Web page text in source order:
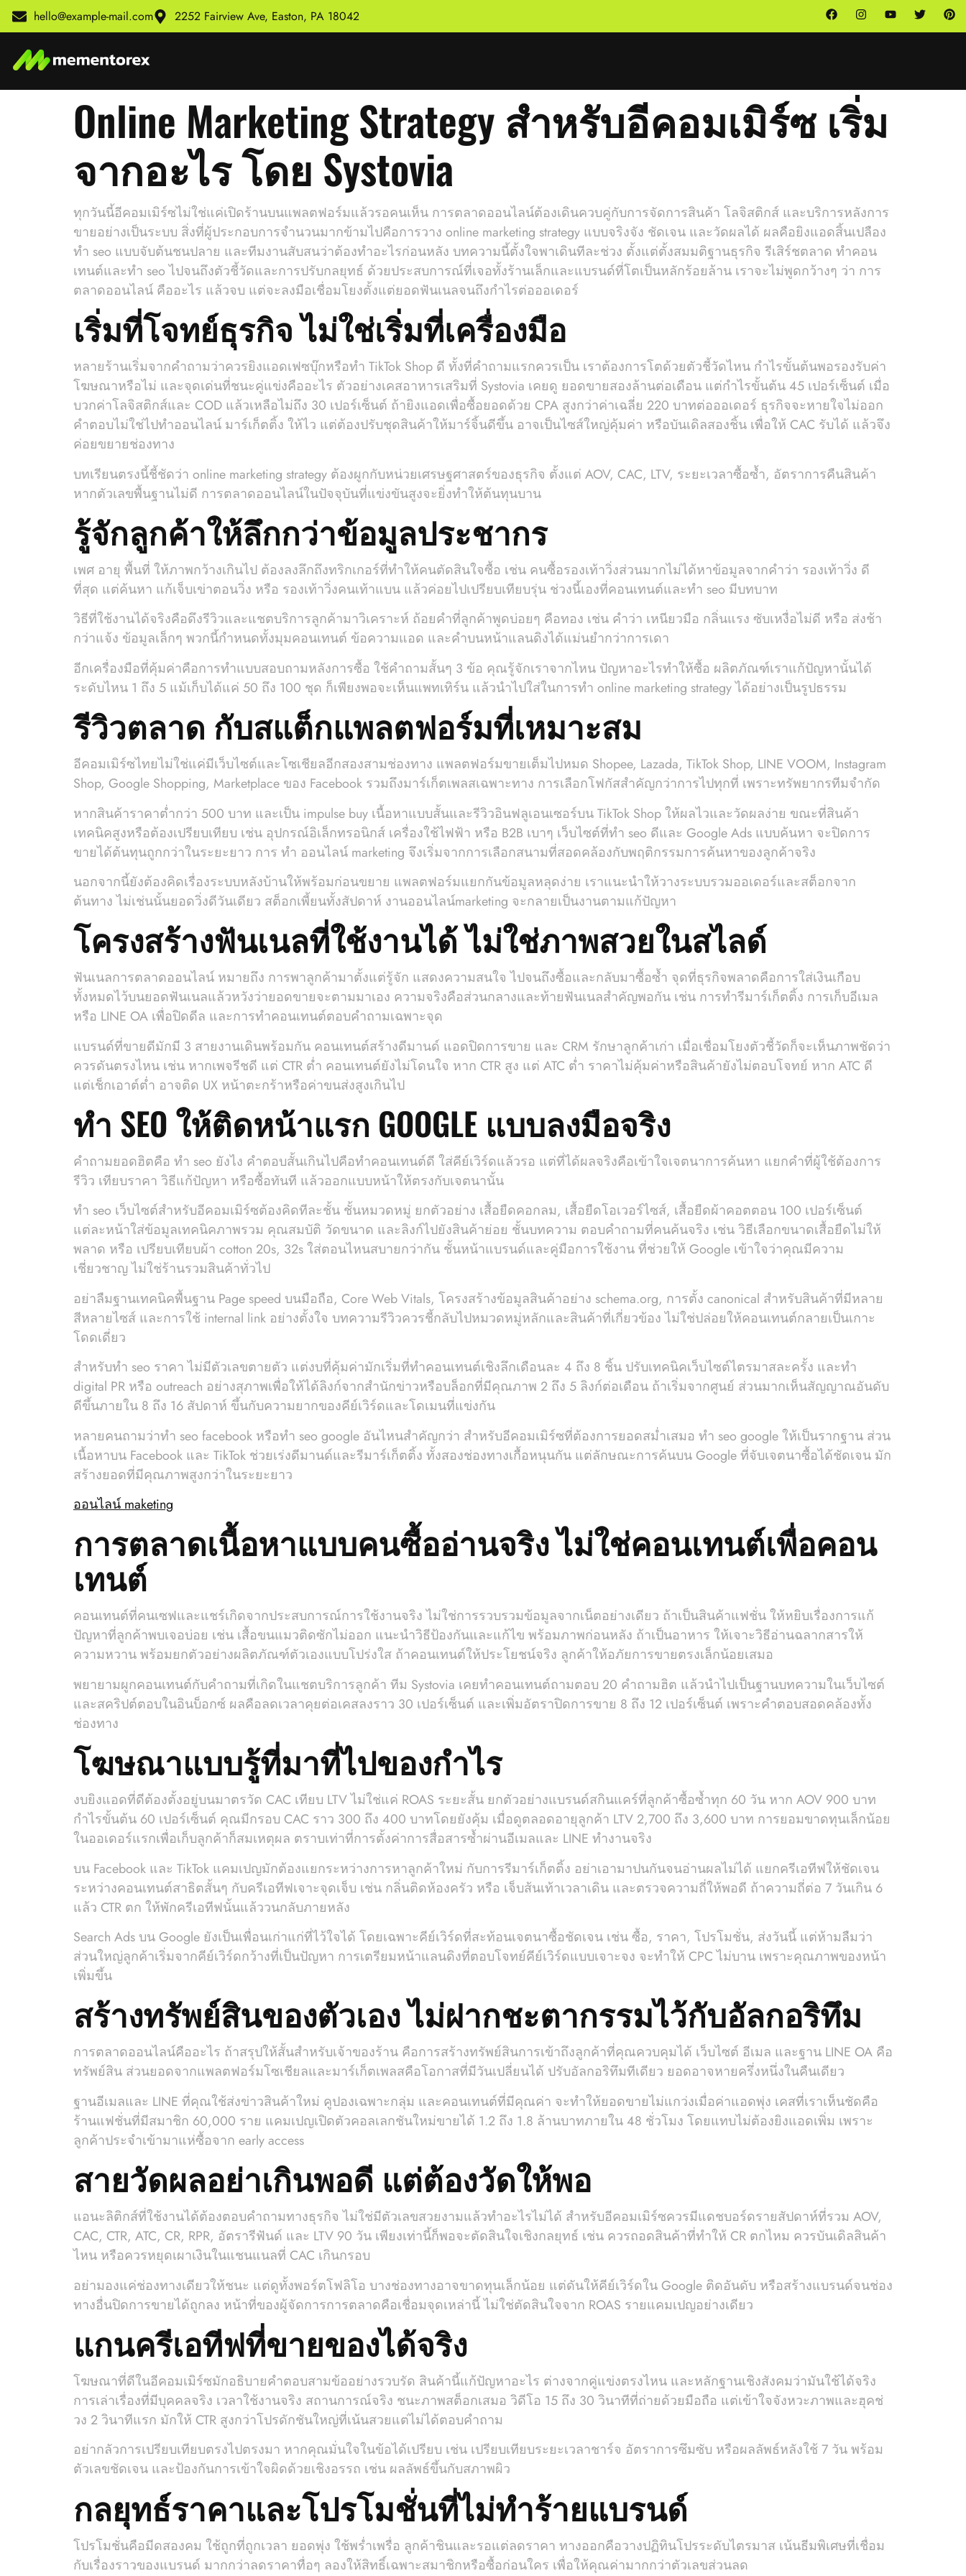
hello@example-mail.com 2252 Fairview Ave, Easton, PA 18042
Online Marketing Strategy สำหรับอีคอมเมิร์ซ เริ่ม
จากอะไร โดย Systovia
ทุกวันนี้อีคอมเมิร์ซไม่ใช่แค่เปิดร้านบนแพลตฟอร์มแล้วรอคนเห็น การตลาดออนไลน์ต้องเดินควบคู่กับการจัดการสินค้า โลจิสติกส์ และบริการหลังการ
ขายอย่างเป็นระบบ สิ่งที่ผู้ประกอบการจำนวนมากข้ามไปคือการวาง online marketing strategy แบบจริงจัง ชัดเจน และวัดผลได้ ผลคือยิงแอดสิ้นเปลือง
ทำ seo แบบจับต้นชนปลาย และทีมงานสับสนว่าต้องทำอะไรก่อนหลัง บทความนี้ตั้งใจพาเดินทีละช่วง ตั้งแต่ตั้งสมมติฐานธุรกิจ รีเสิร์ชตลาด ทำคอน
เทนต์และทํา seo ไปจนถึงตัวชี้วัดและการปรับกลยุทธ์ ด้วยประสบการณ์ที่เจอทั้งร้านเล็กและแบรนด์ที่โตเป็นหลักร้อยล้าน เราจะไม่พูดกว้างๆ ว่า การ
ตลาดออนไลน์ คืออะไร แล้วจบ แต่จะลงมือเชื่อมโยงตั้งแต่ยอดฟันเนลจนถึงกำไรต่อออเดอร์
เริ่มที่โจทย์ธุรกิจ ไม่ใช่เริ่มที่เครื่องมือ
หลายร้านเริ่มจากคำถามว่าควรยิงแอดเฟซบุ๊กหรือทำ TikTok Shop ดี ทั้งที่คำถามแรกควรเป็น เราต้องการโตด้วยตัวชี้วัดไหน กำไรขั้นต้นพอรองรับค่า
โฆษณาหรือไม่ และจุดเด่นที่ชนะคู่แข่งคืออะไร ตัวอย่างเคสอาหารเสริมที่ Systovia เคยดู ยอดขายสองล้านต่อเดือน แต่กำไรขั้นต้น 45 เปอร์เซ็นต์ เมื่อ
บวกค่าโลจิสติกส์และ COD แล้วเหลือไม่ถึง 30 เปอร์เซ็นต์ ถ้ายิงแอดเพื่อซื้อยอดด้วย CPA สูงกว่าค่าเฉลี่ย 220 บาทต่อออเดอร์ ธุรกิจจะหายใจไม่ออก
คำตอบไม่ใช่ไปทำออนไลน์ มาร์เก็ตติ้ง ให้ไว แต่ต้องปรับชุดสินค้าให้มาร์จิ้นดีขึ้น อาจเป็นไซส์ใหญ่คุ้มค่า หรือบันเดิลสองชิ้น เพื่อให้ CAC รับได้ แล้วจึง
ค่อยขยายช่องทาง
บทเรียนตรงนี้ชี้ชัดว่า online marketing strategy ต้องผูกกับหน่วยเศรษฐศาสตร์ของธุรกิจ ตั้งแต่ AOV, CAC, LTV, ระยะเวลาซื้อซ้ำ, อัตราการคืนสินค้า
หากตัวเลขพื้นฐานไม่ดี การตลาดออนไลน์ในปัจจุบันที่แข่งขันสูงจะยิ่งทำให้ต้นทุนบาน
รู้จักลูกค้าให้ลึกกว่าข้อมูลประชากร
เพศ อายุ พื้นที่ ให้ภาพกว้างเกินไป ต้องลงลึกถึงทริกเกอร์ที่ทำให้คนตัดสินใจซื้อ เช่น คนซื้อรองเท้าวิ่งส่วนมากไม่ได้หาข้อมูลจากคำว่า รองเท้าวิ่ง ดี
ที่สุด แต่ค้นหา แก้เจ็บเข่าตอนวิ่ง หรือ รองเท้าวิ่งคนเท้าแบน แล้วค่อยไปเปรียบเทียบรุ่น ช่วงนี้เองที่คอนเทนต์และทํา seo มีบทบาท
วิธีที่ใช้งานได้จริงคือดึงรีวิวและแชตบริการลูกค้ามาวิเคราะห์ ถ้อยคำที่ลูกค้าพูดบ่อยๆ คือทอง เช่น คำว่า เหนียวมือ กลิ่นแรง ซับเหงื่อไม่ดี หรือ ส่งช้า
กว่าแจ้ง ข้อมูลเล็กๆ พวกนี้กำหนดทั้งมุมคอนเทนต์ ข้อความแอด และคำบนหน้าแลนดิงได้แม่นยำกว่าการเดา
อีกเครื่องมือที่คุ้มค่าคือการทำแบบสอบถามหลังการซื้อ ใช้คำถามสั้นๆ 3 ข้อ คุณรู้จักเราจากไหน ปัญหาอะไรทำให้ซื้อ ผลิตภัณฑ์เราแก้ปัญหานั้นได้
ระดับไหน 1 ถึง 5 แม้เก็บได้แค่ 50 ถึง 100 ชุด ก็เพียงพอจะเห็นแพทเทิร์น แล้วนำไปใส่ในการทำ online marketing strategy ได้อย่างเป็นรูปธรรม
รีวิวตลาด กับสแต็กแพลตฟอร์มที่เหมาะสม
อีคอมเมิร์ซไทยไม่ใช่แค่มีเว็บไซต์และโซเชียลอีกสองสามช่องทาง แพลตฟอร์มขายเต็มไปหมด Shopee, Lazada, TikTok Shop, LINE VOOM, Instagram
Shop, Google Shopping, Marketplace ของ Facebook รวมถึงมาร์เก็ตเพลสเฉพาะทาง การเลือกโฟกัสสำคัญกว่าการไปทุกที่ เพราะทรัพยากรทีมจำกัด
หากสินค้าราคาต่ำกว่า 500 บาท และเป็น impulse buy เนื้อหาแบบสั้นและรีวิวอินฟลูเอนเซอร์บน TikTok Shop ให้ผลไวและวัดผลง่าย ขณะที่สินค้า
เทคนิคสูงหรือต้องเปรียบเทียบ เช่น อุปกรณ์อิเล็กทรอนิกส์ เครื่องใช้ไฟฟ้า หรือ B2B เบาๆ เว็บไซต์ที่ทำ seo ดีและ Google Ads แบบค้นหา จะปิดการ
ขายได้ต้นทุนถูกกว่าในระยะยาว การ ทํา ออนไลน์ marketing จึงเริ่มจากการเลือกสนามที่สอดคล้องกับพฤติกรรมการค้นหาของลูกค้าจริง
นอกจากนี้ยังต้องคิดเรื่องระบบหลังบ้านให้พร้อมก่อนขยาย แพลตฟอร์มแยกกันข้อมูลหลุดง่าย เราแนะนำให้วางระบบรวมออเดอร์และสต็อกจาก
ต้นทาง ไม่เช่นนั้นยอดวิ่งดีวันเดียว สต็อกเพี้ยนทั้งสัปดาห์ งานออนไลน์marketing จะกลายเป็นงานตามแก้ปัญหา
โครงสร้างฟันเนลที่ใช้งานได้ ไม่ใช่ภาพสวยในสไลด์
ฟันเนลการตลาดออนไลน์ หมายถึง การพาลูกค้ามาตั้งแต่รู้จัก แสดงความสนใจ ไปจนถึงซื้อและกลับมาซื้อซ้ำ จุดที่ธุรกิจพลาดคือการใส่เงินเกือบ
ทั้งหมดไว้บนยอดฟันเนลแล้วหวังว่ายอดขายจะตามมาเอง ความจริงคือส่วนกลางและท้ายฟันเนลสำคัญพอกัน เช่น การทำรีมาร์เก็ตติ้ง การเก็บอีเมล
หรือ LINE OA เพื่อปิดดีล และการทำคอนเทนต์ตอบคำถามเฉพาะจุด
แบรนด์ที่ขายดีมักมี 3 สายงานเดินพร้อมกัน คอนเทนต์สร้างดีมานด์ แอดปิดการขาย และ CRM รักษาลูกค้าเก่า เมื่อเชื่อมโยงตัวชี้วัดก็จะเห็นภาพชัดว่า
ควรดันตรงไหน เช่น หากเพจรีชดี แต่ CTR ต่ำ คอนเทนต์ยังไม่โดนใจ หาก CTR สูง แต่ ATC ต่ำ ราคาไม่คุ้มค่าหรือสินค้ายังไม่ตอบโจทย์ หาก ATC ดี
แต่เช็กเอาต์ต่ำ อาจติด UX หน้าตะกร้าหรือค่าขนส่งสูงเกินไป
ทำ SEO ให้ติดหน้าแรก GOOGLE แบบลงมือจริง
คำถามยอดฮิตคือ ทํา seo ยังไง คำตอบสั้นเกินไปคือทำคอนเทนต์ดี ใส่คีย์เวิร์ดแล้วรอ แต่ที่ได้ผลจริงคือเข้าใจเจตนาการค้นหา แยกคำที่ผู้ใช้ต้องการ
รีวิว เทียบราคา วิธีแก้ปัญหา หรือซื้อทันที แล้วออกแบบหน้าให้ตรงกับเจตนานั้น
ทํา seo เว็บไซต์สำหรับอีคอมเมิร์ซต้องคิดทีละชั้น ชั้นหมวดหมู่ ยกตัวอย่าง เสื้อยืดคอกลม, เสื้อยืดโอเวอร์ไซส์, เสื้อยืดผ้าคอตตอน 100 เปอร์เซ็นต์
แต่ละหน้าใส่ข้อมูลเทคนิคภาพรวม คุณสมบัติ วัดขนาด และลิงก์ไปยังสินค้าย่อย ชั้นบทความ ตอบคำถามที่คนค้นจริง เช่น วิธีเลือกขนาดเสื้อยืดไม่ให้
พลาด หรือ เปรียบเทียบผ้า cotton 20s, 32s ใส่ตอนไหนสบายกว่ากัน ชั้นหน้าแบรนด์และคู่มือการใช้งาน ที่ช่วยให้ Google เข้าใจว่าคุณมีความ
เชี่ยวชาญ ไม่ใช่ร้านรวมสินค้าทั่วไป
อย่าลืมฐานเทคนิคพื้นฐาน Page speed บนมือถือ, Core Web Vitals, โครงสร้างข้อมูลสินค้าอย่าง schema.org, การตั้ง canonical สำหรับสินค้าที่มีหลาย
สีหลายไซส์ และการใช้ internal link อย่างตั้งใจ บทความรีวิวควรชี้กลับไปหมวดหมู่หลักและสินค้าที่เกี่ยวข้อง ไม่ใช่ปล่อยให้คอนเทนต์กลายเป็นเกาะ
โดดเดี่ยว
สำหรับทํา seo ราคา ไม่มีตัวเลขตายตัว แต่งบที่คุ้มค่ามักเริ่มที่ทำคอนเทนต์เชิงลึกเดือนละ 4 ถึง 8 ชิ้น ปรับเทคนิคเว็บไซต์ไตรมาสละครั้ง และทำ
digital PR หรือ outreach อย่างสุภาพเพื่อให้ได้ลิงก์จากสำนักข่าวหรือบล็อกที่มีคุณภาพ 2 ถึง 5 ลิงก์ต่อเดือน ถ้าเริ่มจากศูนย์ ส่วนมากเห็นสัญญาณอันดับ
ดีขึ้นภายใน 8 ถึง 16 สัปดาห์ ขึ้นกับความยากของคีย์เวิร์ดและโดเมนที่แข่งกัน
หลายคนถามว่าทํา seo facebook หรือทํา seo google อันไหนสำคัญกว่า สำหรับอีคอมเมิร์ซที่ต้องการยอดสม่ำเสมอ ทํา seo google ให้เป็นรากฐาน ส่วน
เนื้อหาบน Facebook และ TikTok ช่วยเร่งดีมานด์และรีมาร์เก็ตติ้ง ทั้งสองช่องทางเกื้อหนุนกัน แต่ลักษณะการค้นบน Google ที่จับเจตนาซื้อได้ชัดเจน มัก
สร้างยอดที่มีคุณภาพสูงกว่าในระยะยาว
ออนไลน์ maketing
การตลาดเนื้อหาแบบคนซื้ออ่านจริง ไม่ใช่คอนเทนต์เพื่อคอน
เทนต์
คอนเทนต์ที่คนเซฟและแชร์เกิดจากประสบการณ์การใช้งานจริง ไม่ใช่การรวบรวมข้อมูลจากเน็ตอย่างเดียว ถ้าเป็นสินค้าแฟชั่น ให้หยิบเรื่องการแก้
ปัญหาที่ลูกค้าพบเจอบ่อย เช่น เสื้อขนแมวติดซักไม่ออก แนะนำวิธีป้องกันและแก้ไข พร้อมภาพก่อนหลัง ถ้าเป็นอาหาร ให้เจาะวิธีอ่านฉลากสารให้
ความหวาน พร้อมยกตัวอย่างผลิตภัณฑ์ตัวเองแบบโปร่งใส ถ้าคอนเทนต์ให้ประโยชน์จริง ลูกค้าให้อภัยการขายตรงเล็กน้อยเสมอ
พยายามผูกคอนเทนต์กับคำถามที่เกิดในแชตบริการลูกค้า ทีม Systovia เคยทำคอนเทนต์ถามตอบ 20 คำถามฮิต แล้วนำไปเป็นฐานบทความในเว็บไซต์
และสคริปต์ตอบในอินบ็อกซ์ ผลคือลดเวลาคุยต่อเคสลงราว 30 เปอร์เซ็นต์ และเพิ่มอัตราปิดการขาย 8 ถึง 12 เปอร์เซ็นต์ เพราะคำตอบสอดคล้องทั้ง
ช่องทาง
โฆษณาแบบรู้ที่มาที่ไปของกำไร
งบยิงแอดที่ดีต้องตั้งอยู่บนมาตรวัด CAC เทียบ LTV ไม่ใช่แค่ ROAS ระยะสั้น ยกตัวอย่างแบรนด์สกินแคร์ที่ลูกค้าซื้อซ้ำทุก 60 วัน หาก AOV 900 บาท
กำไรขั้นต้น 60 เปอร์เซ็นต์ คุณมีกรอบ CAC ราว 300 ถึง 400 บาทโดยยังคุ้ม เมื่อดูตลอดอายุลูกค้า LTV 2,700 ถึง 3,600 บาท การยอมขาดทุนเล็กน้อย
ในออเดอร์แรกเพื่อเก็บลูกค้าก็สมเหตุผล ตราบเท่าที่การตั้งค่าการสื่อสารซ้ำผ่านอีเมลและ LINE ทำงานจริง
บน Facebook และ TikTok แคมเปญมักต้องแยกระหว่างการหาลูกค้าใหม่ กับการรีมาร์เก็ตติ้ง อย่าเอามาปนกันจนอ่านผลไม่ได้ แยกครีเอทีฟให้ชัดเจน
ระหว่างคอนเทนต์สาธิตสั้นๆ กับครีเอทีฟเจาะจุดเจ็บ เช่น กลิ่นติดห้องครัว หรือ เจ็บส้นเท้าเวลาเดิน และตรวจความถี่ให้พอดี ถ้าความถี่ต่อ 7 วันเกิน 6
แล้ว CTR ตก ให้พักครีเอทีฟนั้นแล้ววนกลับภายหลัง
Search Ads บน Google ยังเป็นเพื่อนเก่าแก่ที่ไว้ใจได้ โดยเฉพาะคีย์เวิร์ดที่สะท้อนเจตนาซื้อชัดเจน เช่น ซื้อ, ราคา, โปรโมชั่น, ส่งวันนี้ แต่ห้ามลืมว่า
ส่วนใหญ่ลูกค้าเริ่มจากคีย์เวิร์ดกว้างที่เป็นปัญหา การเตรียมหน้าแลนดิงที่ตอบโจทย์คีย์เวิร์ดแบบเจาะจง จะทำให้ CPC ไม่บาน เพราะคุณภาพของหน้า
เพิ่มขึ้น
สร้างทรัพย์สินของตัวเอง ไม่ฝากชะตากรรมไว้กับอัลกอริทึม
การตลาดออนไลน์คืออะไร ถ้าสรุปให้สั้นสำหรับเจ้าของร้าน คือการสร้างทรัพย์สินการเข้าถึงลูกค้าที่คุณควบคุมได้ เว็บไซต์ อีเมล และฐาน LINE OA คือ
ทรัพย์สิน ส่วนยอดจากแพลตฟอร์มโซเชียลและมาร์เก็ตเพลสคือโอกาสที่มีวันเปลี่ยนได้ ปรับอัลกอริทึมทีเดียว ยอดอาจหายครึ่งหนึ่งในคืนเดียว
ฐานอีเมลและ LINE ที่คุณใช้ส่งข่าวสินค้าใหม่ คูปองเฉพาะกลุ่ม และคอนเทนต์ที่มีคุณค่า จะทำให้ยอดขายไม่แกว่งเมื่อค่าแอดพุ่ง เคสที่เราเห็นชัดคือ
ร้านแฟชั่นที่มีสมาชิก 60,000 ราย แคมเปญเปิดตัวคอลเลกชันใหม่ขายได้ 1.2 ถึง 1.8 ล้านบาทภายใน 48 ชั่วโมง โดยแทบไม่ต้องยิงแอดเพิ่ม เพราะ
ลูกค้าประจำเข้ามาแห่ซื้อจาก early access
สายวัดผลอย่าเกินพอดี แต่ต้องวัดให้พอ
แอนะลิติกส์ที่ใช้งานได้ต้องตอบคำถามทางธุรกิจ ไม่ใช่มีตัวเลขสวยงามแล้วทำอะไรไม่ได้ สำหรับอีคอมเมิร์ซควรมีแดชบอร์ดรายสัปดาห์ที่รวม AOV,
CAC, CTR, ATC, CR, RPR, อัตรารีฟันด์ และ LTV 90 วัน เพียงเท่านี้ก็พอจะตัดสินใจเชิงกลยุทธ์ เช่น ควรถอดสินค้าที่ทำให้ CR ตกไหม ควรบันเดิลสินค้า
ไหน หรือควรหยุดเผาเงินในแชนแนลที่ CAC เกินกรอบ
อย่ามองแค่ช่องทางเดียวให้ชนะ แต่ดูทั้งพอร์ตโฟลิโอ บางช่องทางอาจขาดทุนเล็กน้อย แต่ดันให้คีย์เวิร์ดใน Google ติดอันดับ หรือสร้างแบรนด์จนช่อง
ทางอื่นปิดการขายได้ถูกลง หน้าที่ของผู้จัดการการตลาดคือเชื่อมจุดเหล่านี้ ไม่ใช่ตัดสินใจจาก ROAS รายแคมเปญอย่างเดียว
แกนครีเอทีฟที่ขายของได้จริง
โฆษณาที่ดีในอีคอมเมิร์ซมักอธิบายคำตอบสามข้ออย่างรวบรัด สินค้านี้แก้ปัญหาอะไร ต่างจากคู่แข่งตรงไหน และหลักฐานเชิงสังคมว่ามันใช้ได้จริง
การเล่าเรื่องที่มีบุคคลจริง เวลาใช้งานจริง สถานการณ์จริง ชนะภาพสต็อกเสมอ วิดีโอ 15 ถึง 30 วินาทีที่ถ่ายด้วยมือถือ แต่เข้าใจจังหวะภาพและฮุคช่
วง 2 วินาทีแรก มักให้ CTR สูงกว่าโปรดักชันใหญ่ที่เน้นสวยแต่ไม่ได้ตอบคำถาม
อย่ากลัวการเปรียบเทียบตรงไปตรงมา หากคุณมั่นใจในข้อได้เปรียบ เช่น เปรียบเทียบระยะเวลาชาร์จ อัตราการซึมซับ หรือผลลัพธ์หลังใช้ 7 วัน พร้อม
ตัวเลขชัดเจน และป้องกันการเข้าใจผิดด้วยเชิงอรรถ เช่น ผลลัพธ์ขึ้นกับสภาพผิว
กลยุทธ์ราคาและโปรโมชั่นที่ไม่ทำร้ายแบรนด์
โปรโมชั่นคือมีดสองคม ใช้ถูกที่ถูกเวลา ยอดพุ่ง ใช้พร่ำเพรื่อ ลูกค้าชินและรอแต่ลดราคา ทางออกคือวางปฏิทินโปรระดับไตรมาส เน้นธีมพิเศษที่เชื่อม
กับเรื่องราวของแบรนด์ มากกว่าลดราคาทื่อๆ ลองให้สิทธิ์เฉพาะสมาชิกหรือซื้อก่อนใคร เพื่อให้คุณค่ามากกว่าตัวเลขส่วนลด